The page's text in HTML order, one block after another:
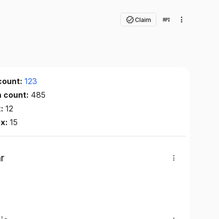
Claim
123
count: 485
12
15